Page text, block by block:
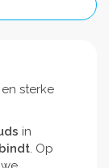
sterke
in
. Op